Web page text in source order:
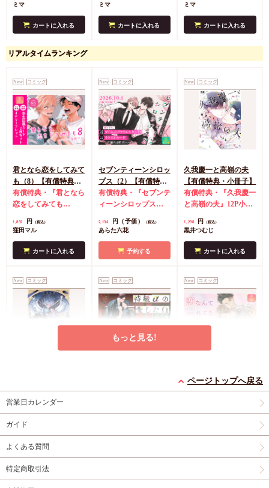
ミマ
カートに入れる
ミマ
カートに入れる
ミマ
カートに入れる
リアルタイムランキング
New コミック
君となら恋をしてみて
も（8）【有償特典・
学生証風カード2枚セ
ット】
有償特典・『君となら
恋をしてみても
ド2枚セット
1,892 円 （税込）
窪田マル
カートに入れる
New コミック
セブンティーンシロッ
プス（2）【有償特
典・ダイカットアクリ
ルスタンド】
有償特典・『セブンテ
ィーンシロップス
クリルスタンド
店舗共通特典ペー
パー
2,134 円（予価） （税込）
あらた六花
予約する
New コミック
久我慶一と高嶺の夫
【有償特典・小冊子】
有償特典・『久我慶一
と高嶺の夫』12P小冊
ーフレット
1,298 円 （税込）
黒井つむじ
カートに入れる
New コミック
冊子】
有償特典・『灯台守と
かもめの子（3）』
12P小冊子
1,408
吾妻香夜
カートに入れる
New コミック
フレット
New コミック
償特典・小冊子】
有償特典・『恋なんて
コミコミ特典4Pリー
New コミック New コミック New コミック
もっと見る!
ページトップへ戻る
営業日カレンダー
ガイド
よくある質問
特定商取引法